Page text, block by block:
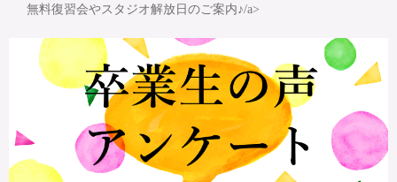
無料復習会やスタジオ解放日のご案内♪/a>